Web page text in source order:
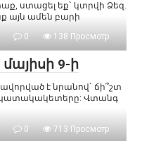
ստացել եք` կտրվի Ձեզ.
այն ամեն բարի
0 138 Просмотр
9-ի
է նրանով` ճի՞շտ
Վտանգ
0 713 Просмотр